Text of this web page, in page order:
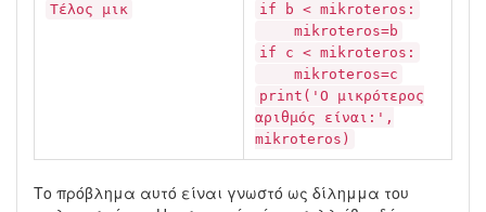
Τέλος μικ
if b < mikroteros:
mikroteros=b
if c < mikroteros:
mikroteros=c
print('Ο μικρότερος
αριθμός είναι:',
mikroteros)
Το πρόβλημα αυτό είναι γνωστό ως δίλημμα του